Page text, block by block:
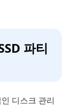
파티
디스크 관리